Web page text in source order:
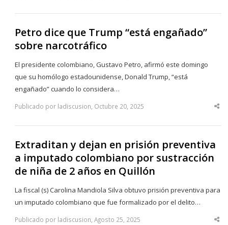
Petro dice que Trump “está engañado”
sobre narcotráfico
El presidente colombiano, Gustavo Petro, afirmó este domingo
que su homólogo estadounidense, Donald Trump, “está
engañado” cuando lo considera…
Publicado por ladiscusion, Octubre 20, 2025
Extraditan y dejan en prisión preventiva
a imputado colombiano por sustracción
de niña de 2 años en Quillón
La fiscal (s) Carolina Mandiola Silva obtuvo prisión preventiva para
un imputado colombiano que fue formalizado por el delito…
Publicado por ladiscusion, Agosto 25, 2025